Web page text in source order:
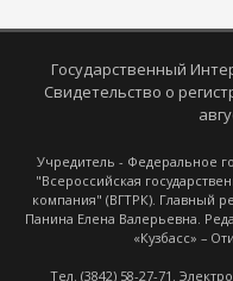
Государственный
Свидетельство о
Учредитель - Федеральное
"Всероссийская
компания" (ВГТРК). Главный
Панина Елена Валерьевна.
«Кузбасс» –
Тел. (3842) 58-27-71.